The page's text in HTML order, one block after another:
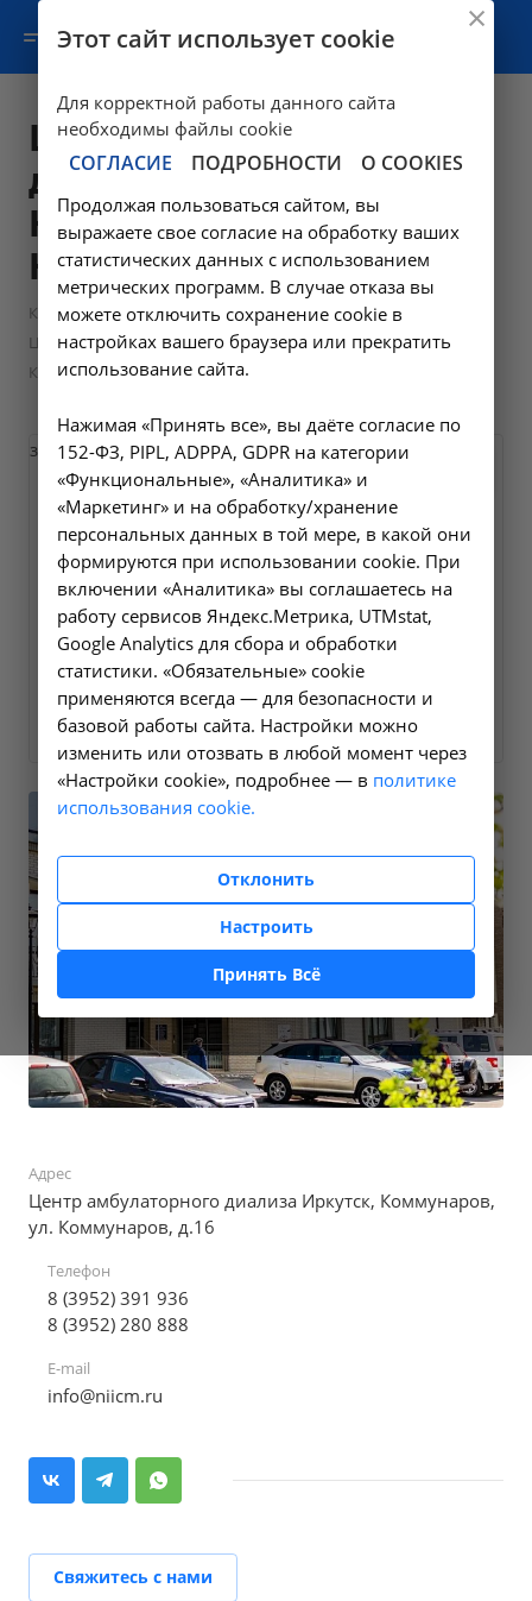
Центр амбулаторного
диализа Иркутск,
Коммунаров, ул.
Коммунаров, д.16
Контакты —
Центр амбулаторного диализа Иркутск, Коммунаров, ул.
Коммунаров, д.16
Адрес
Центр амбулаторного диализа Иркутск, Коммунаров,
ул. Коммунаров, д.16
Телефон
8 (3952) 391 936
8 (3952) 280 888
E-mail
info@niicm.ru
Свяжитесь с нами
загрузка карты...
Этот сайт использует cookie
Для корректной работы данного сайта
необходимы файлы cookie
СОГЛАСИЕ ПОДРОБНОСТИ О COOKIES
Продолжая пользоваться сайтом, вы
выражаете свое согласие на обработку ваших
статистических данных с использованием
метрических программ. В случае отказа вы
можете отключить сохранение cookie в
настройках вашего браузера или прекратить
использование сайта.
Нажимая «Принять все», вы даёте согласие по
152-ФЗ, PIPL, ADPPA, GDPR на категории
«Функциональные», «Аналитика» и
«Маркетинг» и на обработку/хранение
персональных данных в той мере, в какой они
формируются при использовании cookie. При
включении «Аналитика» вы соглашаетесь на
работу сервисов Яндекс.Метрика, UTMstat,
Google Analytics для сбора и обработки
статистики. «Обязательные» cookie
применяются всегда — для безопасности и
базовой работы сайта. Настройки можно
изменить или отозвать в любой момент через
«Настройки cookie», подробнее — в политике
использования cookie.
Отклонить
Настроить
Принять Всё